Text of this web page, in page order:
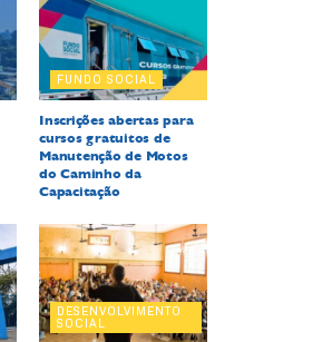
FUNDO SOCIAL
Inscrições abertas para
cursos gratuitos de
Manutenção de Motos
do Caminho da
Capacitação
DESENVOLVIMENTO
SOCIAL